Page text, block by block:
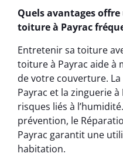
Quels avantages
toiture à Payrac
Entretenir sa toiture
toiture à Payrac aide à
de votre couverture.
Payrac et la zinguerie
risques liés à
prévention, le
Payrac garantit une
habitation.